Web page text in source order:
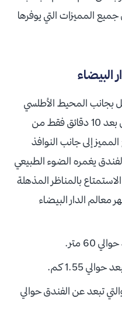
جميع المميزات التي يوفرها
البيضاء
بجانب المحيط الأطلسي
وفي مواجهة الشاطئ مباشرةً، وعلى بعد 10 دقائق فقط من
إلى جانب النوافذ
يغمره الضوء الطبيعي
بالمناظر المذهلة
معالم الدار البيضاء
60 متر.
1.55 كم.
تبعد عن الفندق حوالي